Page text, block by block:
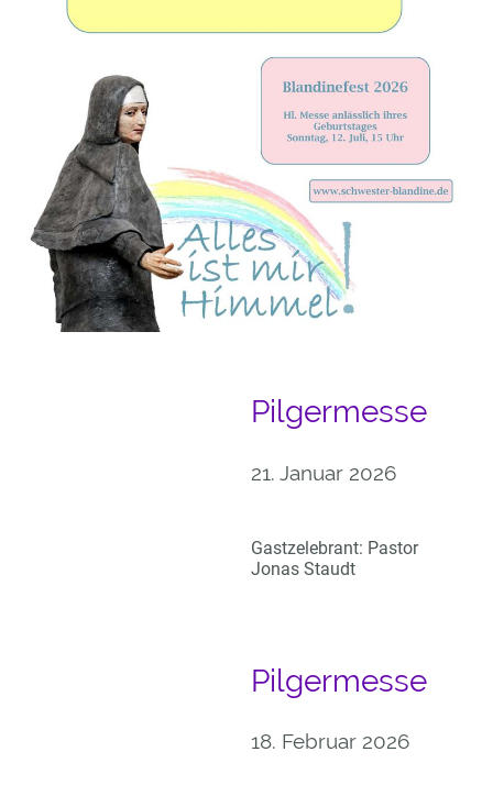
Pilgermesse
21. Januar 2026
Gastzelebrant: Pastor
Jonas Staudt
Pilgermesse
18. Februar 2026